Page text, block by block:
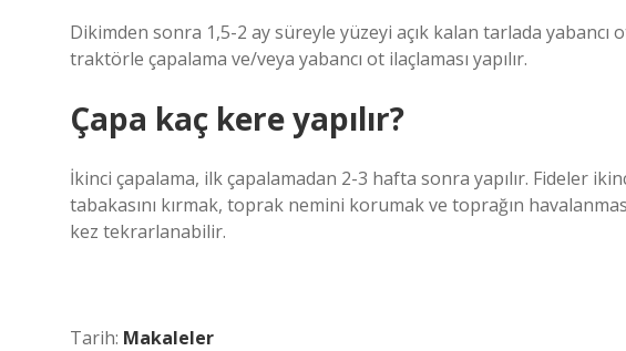
Dikimden sonra 1,5-2 ay süreyle yüzeyi açık kalan tarlada yabancı
traktörle çapalama ve/veya yabancı ot ilaçlaması yapılır.
Çapa kaç kere yapılır?
İkinci çapalama, ilk çapalamadan 2-3 hafta sonra yapılır. Fideler
tabakasını kırmak, toprak nemini korumak ve toprağın
kez tekrarlanabilir.
Tarih: Makaleler